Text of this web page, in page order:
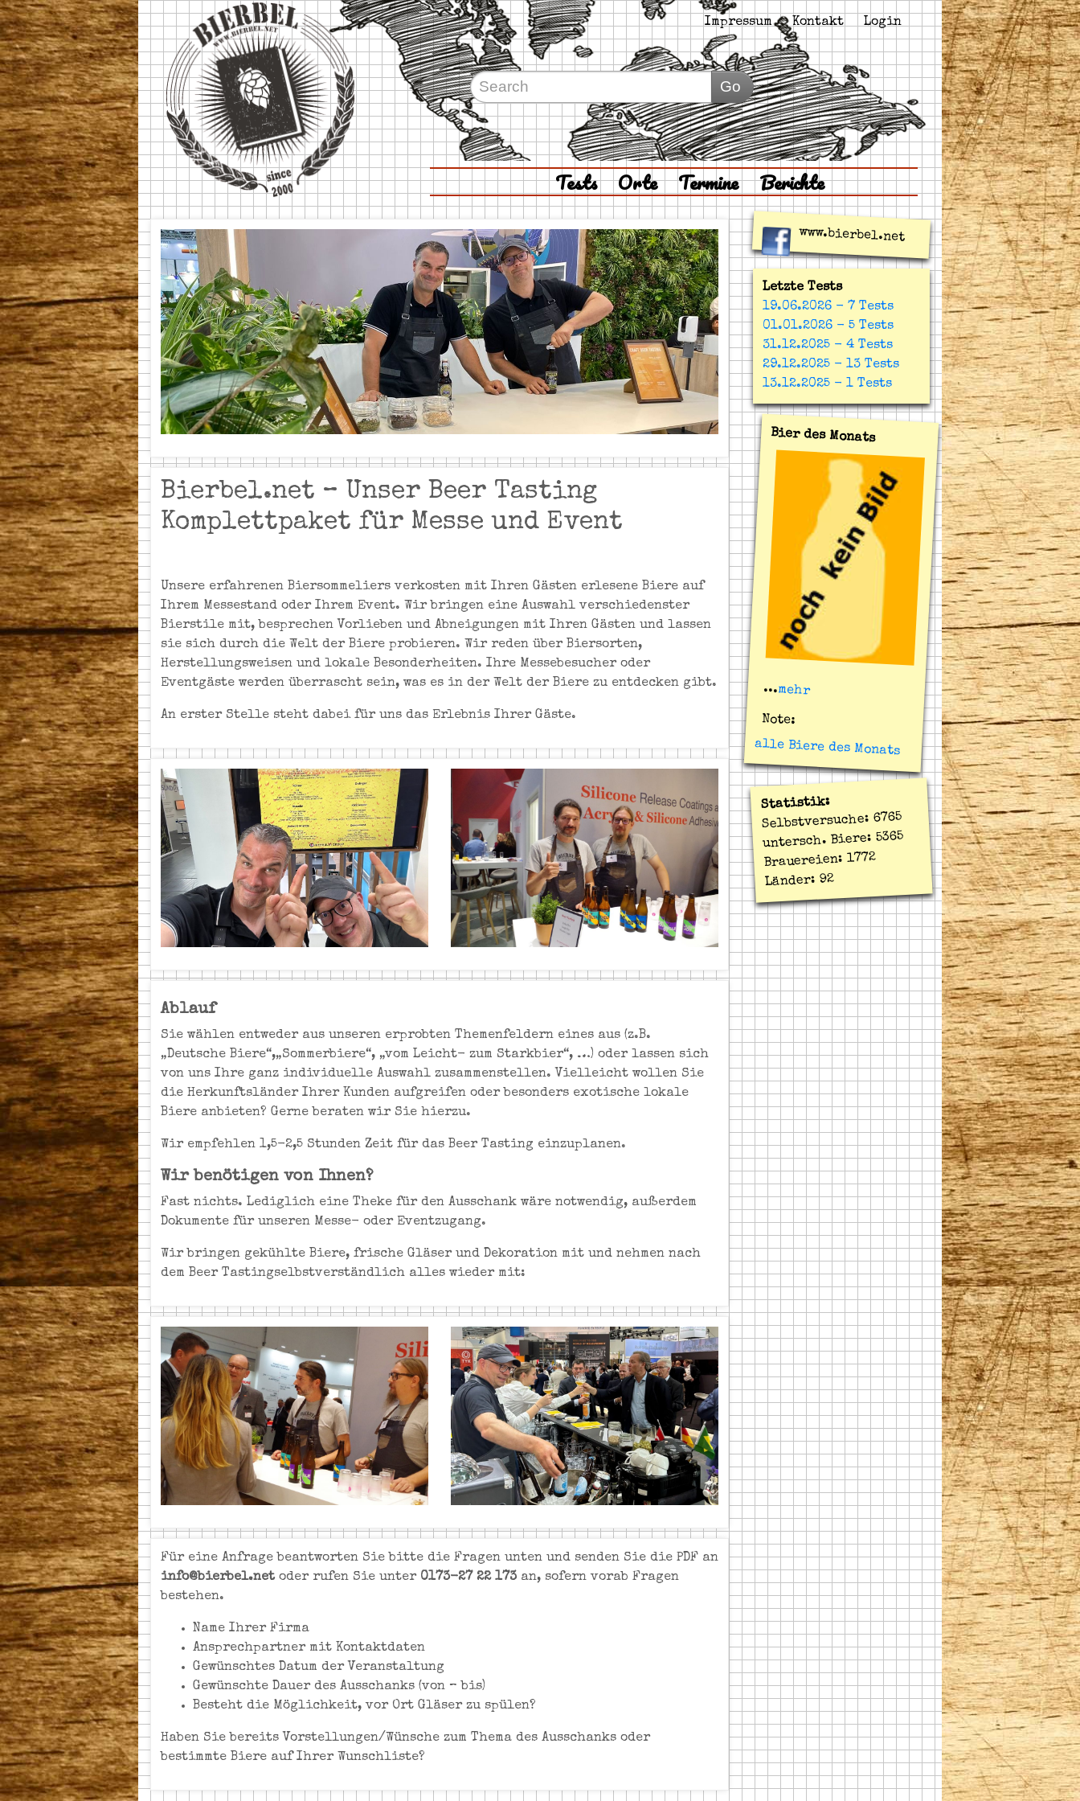
Impressum Kontakt Login
Go
Tests Orte Termine Berichte
Bierbel.net – Unser Beer Tasting
Komplettpaket für Messe und Event
Unsere erfahrenen Biersommeliers verkosten mit Ihren Gästen erlesene Biere auf
Ihrem Messestand oder Ihrem Event. Wir bringen eine Auswahl verschiedenster
Bierstile mit, besprechen Vorlieben und Abneigungen mit Ihren Gästen und lassen
sie sich durch die Welt der Biere probieren. Wir reden über Biersorten,
Herstellungsweisen und lokale Besonderheiten. Ihre Messebesucher oder
Eventgäste werden überrascht sein, was es in der Welt der Biere zu entdecken gibt.
An erster Stelle steht dabei für uns das Erlebnis Ihrer Gäste.
Ablauf
Sie wählen entweder aus unseren erprobten Themenfeldern eines aus (z.B.
„Deutsche Biere“,„Sommerbiere“, „vom Leicht- zum Starkbier“, …) oder lassen sich
von uns Ihre ganz individuelle Auswahl zusammenstellen. Vielleicht wollen Sie
die Herkunftsländer Ihrer Kunden aufgreifen oder besonders exotische lokale
Biere anbieten? Gerne beraten wir Sie hierzu.
Wir empfehlen 1,5-2,5 Stunden Zeit für das Beer Tasting einzuplanen.
Wir benötigen von Ihnen?
Fast nichts. Lediglich eine Theke für den Ausschank wäre notwendig, außerdem
Dokumente für unseren Messe- oder Eventzugang.
Wir bringen gekühlte Biere, frische Gläser und Dekoration mit und nehmen nach
dem Beer Tastingselbstverständlich alles wieder mit:
Für eine Anfrage beantworten Sie bitte die Fragen unten und senden Sie die PDF an
info@bierbel.net oder rufen Sie unter 0173-27 22 173 an, sofern vorab Fragen
bestehen.
Name Ihrer Firma
Ansprechpartner mit Kontaktdaten
Gewünschtes Datum der Veranstaltung
Gewünschte Dauer des Ausschanks (von – bis)
Besteht die Möglichkeit, vor Ort Gläser zu spülen?
Haben Sie bereits Vorstellungen/Wünsche zum Thema des Ausschanks oder
bestimmte Biere auf Ihrer Wunschliste?
www.bierbel.net
Letzte Tests
19.06.2026 - 7 Tests
01.01.2026 - 5 Tests
31.12.2025 - 4 Tests
29.12.2025 - 13 Tests
13.12.2025 - 1 Tests
Bier des Monats
...mehr
Note:
alle Biere des Monats
Statistik:
Selbstversuche: 6765
untersch. Biere: 5365
Brauereien: 1772
Länder: 92